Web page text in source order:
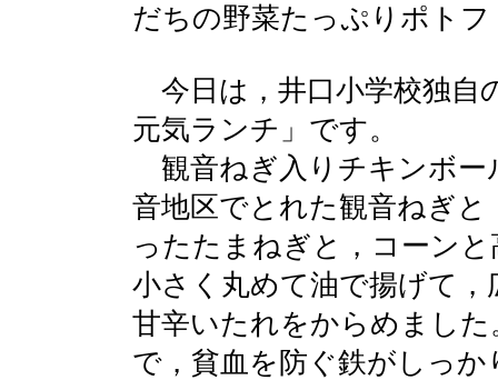
だちの野菜たっぷりポト
今日は，井口小学校独自
元気ランチ」です。
観音ねぎ入りチキンボー
音地区でとれた観音ねぎ
ったたまねぎと，コーン
小さく丸めて油で揚げて
甘辛いたれをからめまし
で，貧血を防ぐ鉄がしっ